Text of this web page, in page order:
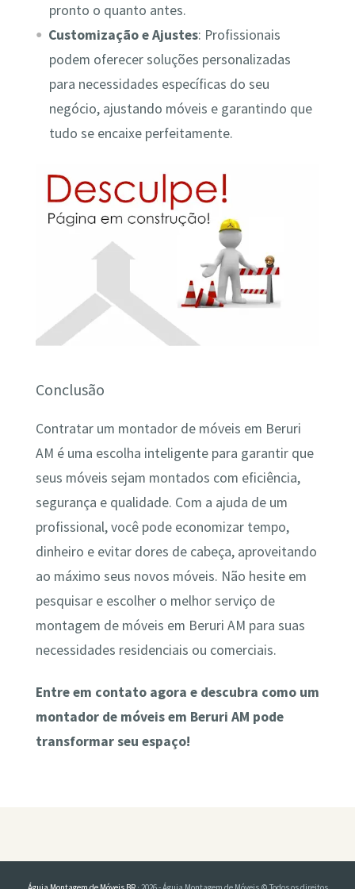
pronto o quanto antes.
Customização e Ajustes: Profissionais
podem oferecer soluções personalizadas
para necessidades específicas do seu
negócio, ajustando móveis e garantindo que
tudo se encaixe perfeitamente.
Conclusão
Contratar um montador de móveis em Beruri
AM é uma escolha inteligente para garantir que
seus móveis sejam montados com eficiência,
segurança e qualidade. Com a ajuda de um
profissional, você pode economizar tempo,
dinheiro e evitar dores de cabeça, aproveitando
ao máximo seus novos móveis. Não hesite em
pesquisar e escolher o melhor serviço de
montagem de móveis em Beruri AM para suas
necessidades residenciais ou comerciais.
Entre em contato agora e descubra como um
montador de móveis em Beruri AM pode
transformar seu espaço!